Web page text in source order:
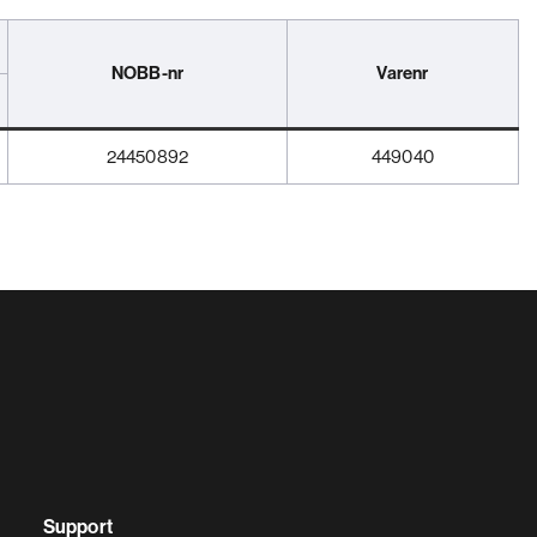
NOBB-nr Varenr
24450892 449040
Support